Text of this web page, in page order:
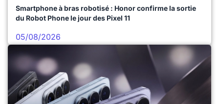
Smartphone à bras robotisé : Honor confirme la sortie
du Robot Phone le jour des Pixel 11
05/08/2026